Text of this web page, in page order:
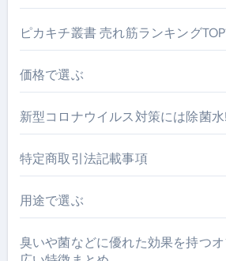
ピカキチ叢書 売れ筋ランキング
価格で選ぶ
新型コロナウイルス対策には除菌水!
特定商取引法記載事項
用途で選ぶ
臭いや菌などに優れた効果を持つ